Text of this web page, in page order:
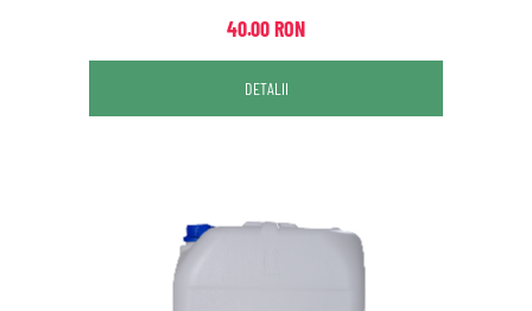
40.00 RON
DETALII